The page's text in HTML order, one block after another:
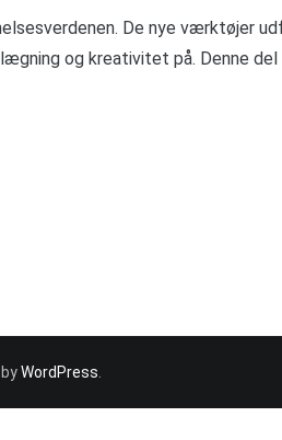
De nye værktøjer
og kreativitet på. Denne
WordPress